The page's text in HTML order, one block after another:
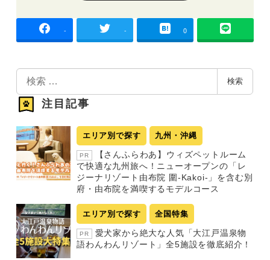
- - 0
検
索
検索
注目記事
エリア別で探す 九州・沖縄
PR
【さんふらわあ】ウィズペットルーム
で快適な九州旅へ！ニューオープンの「レ
ジーナリゾート由布院 圍-Kakoi-」を含む別
府・由布院を満喫するモデルコース
エリア別で探す 全国特集
PR
愛犬家から絶大な人気「大江戸温泉物
語わんわんリゾート」全5施設を徹底紹介！